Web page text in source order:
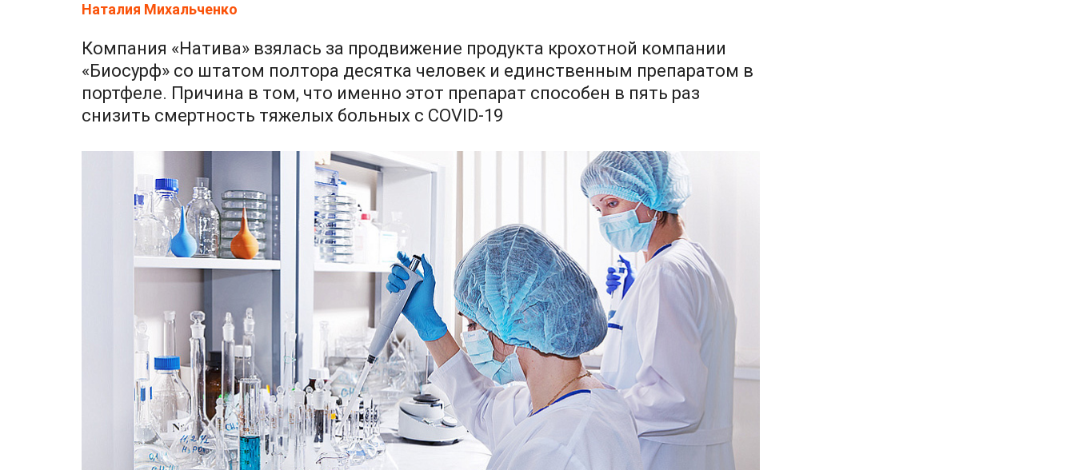
Наталия Михальченко
Компания «Натива» взялась за продвижение продукта крохотной компании
«Биосурф» со штатом полтора десятка человек и единственным препаратом в
портфеле. Причина в том, что именно этот препарат способен в пять раз
снизить смертность тяжелых больных с COVID-19